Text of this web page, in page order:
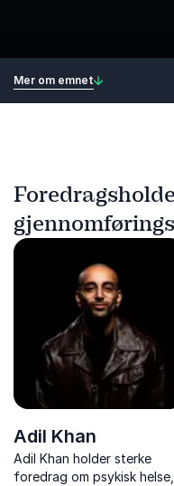
Mer om emnet
Adil Khan
Adil Khan holder sterke
foredrag om psykisk helse,